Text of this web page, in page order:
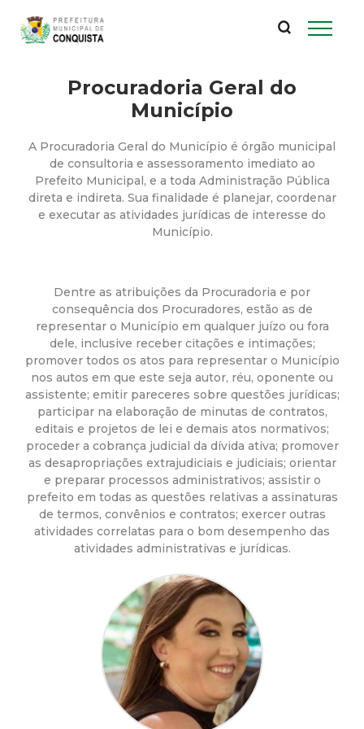
conteúdo
principal
P
f
e
i
r
a
M
u
n
i
Procuradoria Geral do
Município
A Procuradoria Geral do Município é órgão municipal
de consultoria e assessoramento imediato ao
Prefeito Municipal, e a toda Administração Pública
direta e indireta. Sua finalidade é planejar, coordenar
e executar as atividades jurídicas de interesse do
Município.
Dentre as atribuições da Procuradoria e por
consequência dos Procuradores, estão as de
representar o Município em qualquer juízo ou fora
dele, inclusive receber citações e intimações;
promover todos os atos para representar o Município
nos autos em que este seja autor, réu, oponente ou
assistente; emitir pareceres sobre questões jurídicas;
participar na elaboração de minutas de contratos,
editais e projetos de lei e demais atos normativos;
proceder a cobrança judicial da dívida ativa; promover
as desapropriações extrajudiciais e judiciais; orientar
e preparar processos administrativos; assistir o
prefeito em todas as questões relativas a assinaturas
de termos, convênios e contratos; exercer outras
atividades correlatas para o bom desempenho das
atividades administrativas e jurídicas.